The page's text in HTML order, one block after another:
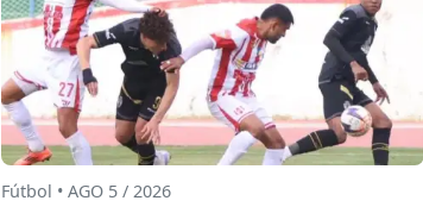
Fútbol • AGO 5 / 2026